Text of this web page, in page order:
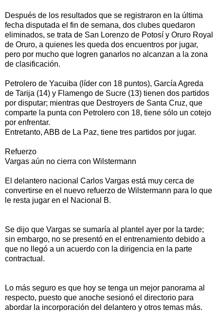
Después de los resultados que se registraron en la última
fecha disputada el fin de semana, dos clubes quedaron
eliminados, se trata de San Lorenzo de Potosí y Oruro Royal
de Oruro, a quienes les queda dos encuentros por jugar,
pero por mucho que logren ganarlos no alcanzan a la zona
de clasificación.
Petrolero de Yacuiba (líder con 18 puntos), García Agreda
de Tarija (14) y Flamengo de Sucre (13) tienen dos partidos
por disputar; mientras que Destroyers de Santa Cruz, que
comparte la punta con Petrolero con 18, tiene sólo un cotejo
por enfrentar.
Entretanto, ABB de La Paz, tiene tres partidos por jugar.
Refuerzo
Vargas aún no cierra con Wilstermann
El delantero nacional Carlos Vargas está muy cerca de
convertirse en el nuevo refuerzo de Wilstermann para lo que
le resta jugar en el Nacional B.
Se dijo que Vargas se sumaría al plantel ayer por la tarde;
sin embargo, no se presentó en el entrenamiento debido a
que no llegó a un acuerdo con la dirigencia en la parte
contractual.
Lo más seguro es que hoy se tenga un mejor panorama al
respecto, puesto que anoche sesionó el directorio para
abordar la incorporación del delantero y otros temas más.